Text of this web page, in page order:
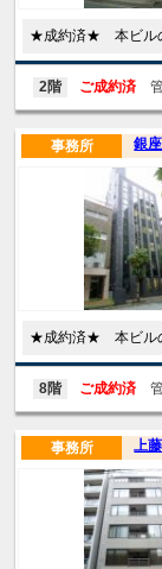
★成約済★ 本ビルの
2階 ご成約済 管
銀
事務所
★成約済★ 本ビルの
8階 ご成約済 管
上
事務所